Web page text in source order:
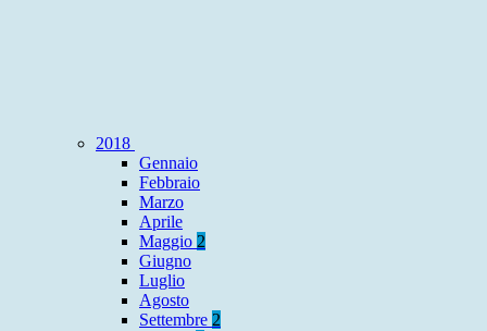
2018
Gennaio
Febbraio
Marzo
Aprile
Maggio 2
Giugno
Luglio
Agosto
Settembre 2